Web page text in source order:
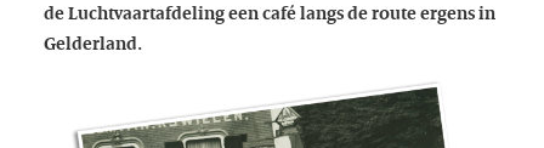
de Luchtvaartafdeling een café langs de route ergens in
Gelderland.